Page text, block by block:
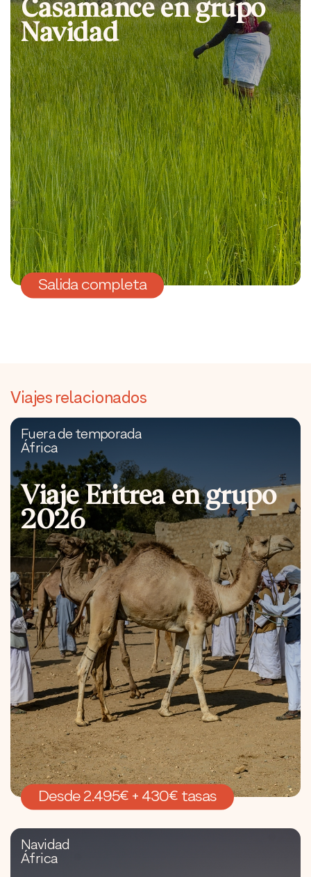
Navidad
Salida completa
Viajes relacionados
Fuera de temporada
África
Viaje Eritrea en grupo
2026
Desde 2.495€ + 430€ tasas
Navidad
África